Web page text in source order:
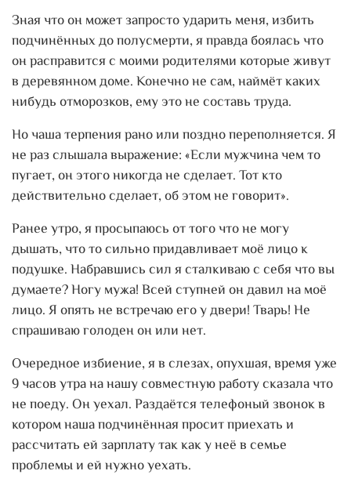
Зная что он может запросто ударить меня, избить
подчинённых до полусмерти, я правда боялась что
он расправится с моими родителями которые живут
в деревянном доме. Конечно не сам, наймёт каких
нибудь отморозков, ему это не составь труда.
Но чаша терпения рано или поздно переполняется. Я
не раз слышала выражение: «Если мужчина чем то
пугает, он этого никогда не сделает. Тот кто
действительно сделает, об этом не говорит».
Ранее утро, я просыпаюсь от того что не могу
дышать, что то сильно придавливает моё лицо к
подушке. Набравшись сил я сталкиваю с себя что вы
думаете? Ногу мужа! Всей ступней он давил на моё
лицо. Я опять не встречаю его у двери! Тварь! Не
спрашиваю голоден он или нет.
Очередное избиение, я в слезах, опухшая, время уже
9 часов утра на нашу совместную работу сказала что
не поеду. Он уехал. Раздаётся телефоный звонок в
котором наша подчинённая просит приехать и
рассчитать ей зарплату так как у неё в семье
проблемы и ей нужно уехать.